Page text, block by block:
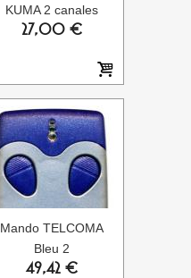
KUMA 2 canales
27,00 €
Mando TELCOMA
Bleu 2
49,42 €